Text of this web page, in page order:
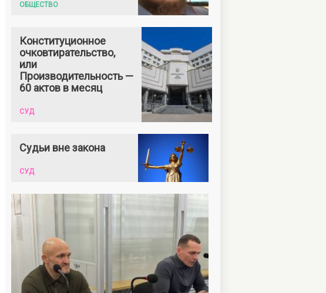
ОБЩЕСТВО
Конституционное
очковтирательство,
или
Производительность —
60 актов в месяц
СУД
Судьи вне закона
СУД